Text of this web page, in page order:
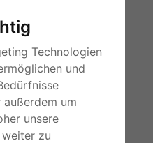
Technologien
und
um
unsere
weiter zu